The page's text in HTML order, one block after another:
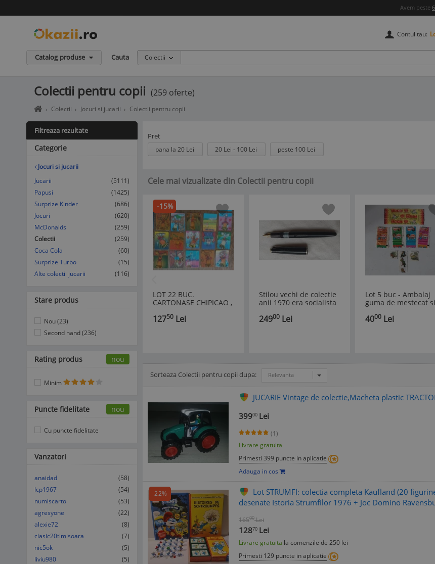
Avem peste
Contul tau:
Catalog produse Cauta Colectii
Colectii pentru copii (259 oferte)
Home
-
Cumperi
in
de
la
vanzatori
de
incredere
Colectii Jocuri si jucarii Colectii pentru copii
Pret
pana la 20 Lei 20 Lei - 100 Lei peste 100 Lei
Cele mai vizualizate din Colectii pentru copii
-15%
LOT 22 BUC.
CARTONASE CHIPICAO ,
12750 Lei
Stilou vechi de colectie
anii 1970 era socialista
RINDUNICA
24900 Lei
Lot 5 buc - Ambalaj
guma de mestecat si
Baltazar si Balonika,
4000 Lei
Sorteaza Colectii pentru copii dupa: Relevanta
JUCARIE Vintage de colectie,Macheta plastic
39900 Lei
(1)
Livrare gratuita
Primesti 399 puncte in aplicatie
Adauga in cos
-22%
Lot STRUMFI: colectia completa Kaufland (20
desenate Istoria Strumfilor 1976 + Joc Domino
16500 Lei
12870 Lei
Livrare gratuita la comenzile de 250 lei
Primesti 129 puncte in aplicatie
Filtreaza rezultate
Categorie
Jocuri si jucarii
Jucarii
(5111)
Papusi
(1425)
Surprize Kinder
(686)
Jocuri
(620)
McDonalds
(259)
Colectii
(259)
Coca Cola
(60)
Surprize Turbo
(15)
Alte colectii jucarii
(116)
Stare produs
Nou (23)
Second hand (236)
Rating produs nou
Minim
Puncte fidelitate nou
Cu puncte fidelitate
Vanzatori
anaidad
(58)
lcp1967
(54)
numiscarto
(53)
agresyone
(22)
alexie72
(8)
clasic20timisoara
(7)
nic5ok
(5)
liviu980
(5)